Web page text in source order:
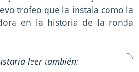
trofeo que la instala como la
en la historia de la ronda
leer también: